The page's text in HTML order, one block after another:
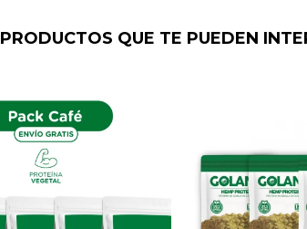
PRODUCTOS QUE TE PUEDEN